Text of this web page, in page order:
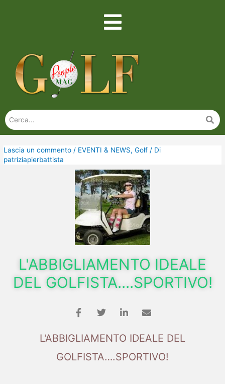
Lascia un commento / EVENTI & NEWS,Golf / Di
patriziapierbattista
L'ABBIGLIAMENTO IDEALE
DEL GOLFISTA....SPORTIVO!
L’ABBIGLIAMENTO IDEALE DEL
GOLFISTA….SPORTIVO!